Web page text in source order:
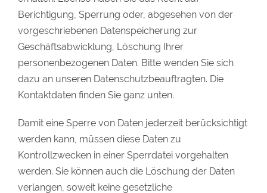
Berichtigung, Sperrung oder, abgesehen von der
vorgeschriebenen Datenspeicherung zur
Geschäftsabwicklung, Löschung Ihrer
personenbezogenen Daten. Bitte wenden Sie sich
dazu an unseren Datenschutzbeauftragten. Die
Kontaktdaten finden Sie ganz unten.
Damit eine Sperre von Daten jederzeit berücksichtigt
werden kann, müssen diese Daten zu
Kontrollzwecken in einer Sperrdatei vorgehalten
werden. Sie können auch die Löschung der Daten
verlangen, soweit keine gesetzliche